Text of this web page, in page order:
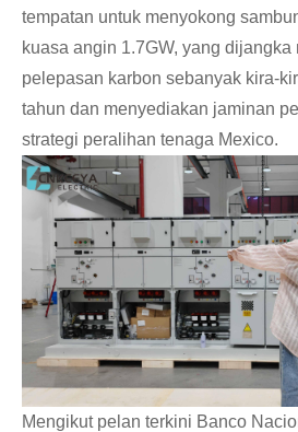
tempatan untuk menyokong
kuasa angin 1.7GW, yang dijangka
pelepasan karbon sebanyak kira-
tahun dan menyediakan jaminan
strategi peralihan tenaga Mexico.
Mengikut pelan terkini Banco